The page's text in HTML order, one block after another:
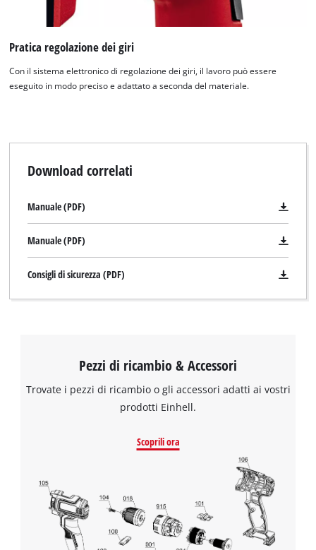
Pratica regolazione dei giri
Con il sistema elettronico di regolazione dei giri, il lavoro può essere
eseguito in modo preciso e adattato a seconda del materiale.
Download correlati
Manuale (PDF)
Manuale (PDF)
Consigli di sicurezza (PDF)
Pezzi di ricambio & Accessori
Trovate i pezzi di ricambio o gli accessori adatti ai vostri
prodotti Einhell.
Scoprili ora